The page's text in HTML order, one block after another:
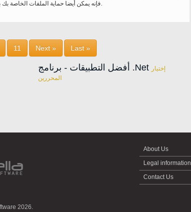
11 Next » Last »
أفضل التطبيقات - برنامج .Net إختيار
المحررين
About Us
Legal information
Contact Us
2026.